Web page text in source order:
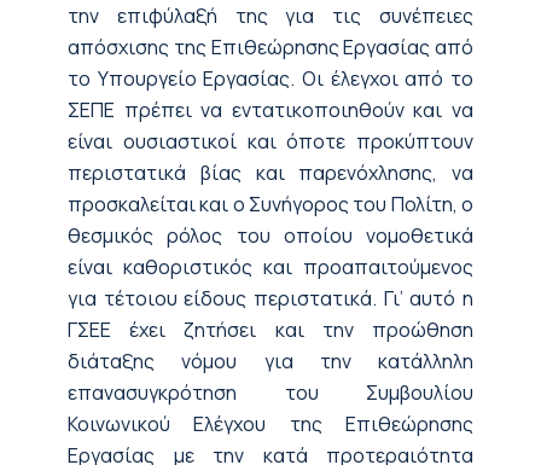
την επιφύλαξή της για τις συνέπειες
απόσχισης της Επιθεώρησης Εργασίας από
το Υπουργείο Εργασίας. Οι έλεγχοι από το
ΣΕΠΕ πρέπει να εντατικοποιηθούν και να
είναι ουσιαστικοί και όποτε προκύπτουν
περιστατικά βίας και παρενόχλησης, να
προσκαλείται και ο Συνήγορος του Πολίτη, ο
θεσμικός ρόλος του οποίου νομοθετικά
είναι καθοριστικός και προαπαιτούμενος
για τέτοιου είδους περιστατικά. Γι’ αυτό η
ΓΣΕΕ έχει ζητήσει και την προώθηση
διάταξης νόμου για την κατάλληλη
επανασυγκρότηση του Συμβουλίου
Κοινωνικού Ελέγχου της Επιθεώρησης
Εργασίας με την κατά προτεραιότητα